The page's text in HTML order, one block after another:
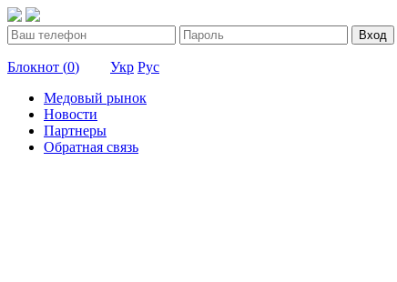
Вход
Блокнот (0) Укр Рус
Медовый рынок
Новости
Партнеры
Обратная связь